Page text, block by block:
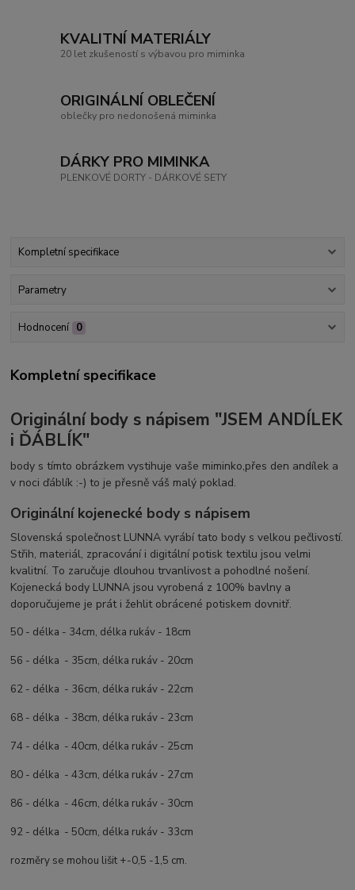
KVALITNÍ MATERIÁLY
20 let zkušeností s výbavou pro miminka
ORIGINÁLNÍ OBLEČENÍ
oblečky pro nedonošená miminka
DÁRKY PRO MIMINKA
PLENKOVÉ DORTY - DÁRKOVÉ SETY
Kompletní specifikace
Parametry
Hodnocení 0
Kompletní specifikace
Originální body s nápisem "JSEM ANDÍLEK
i ĎÁBLÍK"
body s tímto obrázkem vystihuje vaše miminko,přes den andílek a
v noci ďáblík :-) to je přesně váš malý poklad.
Originální kojenecké body s nápisem
Slovenská společnost LUNNA vyrábí tato body s velkou pečlivostí.
Střih, materiál, zpracování i digitální potisk textilu jsou velmi
kvalitní. To zaručuje dlouhou trvanlivost a pohodlné nošení.
Kojenecká body LUNNA jsou vyrobená z 100% bavlny a
doporučujeme je prát i žehlit obrácené potiskem dovnitř.
50 - délka - 34cm, délka rukáv - 18cm
56 - délka - 35cm, délka rukáv - 20cm
62 - délka - 36cm, délka rukáv - 22cm
68 - délka - 38cm, délka rukáv - 23cm
74 - délka - 40cm, délka rukáv - 25cm
80 - délka - 43cm, délka rukáv - 27cm
86 - délka - 46cm, délka rukáv - 30cm
92 - délka - 50cm, délka rukáv - 33cm
rozměry se mohou lišit +-0,5 -1,5 cm.